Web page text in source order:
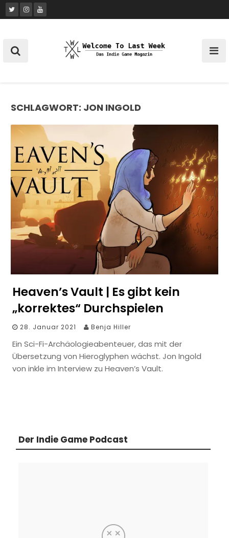
Skip
to
SCHLAGWORT: JON INGOLD
Heaven’s Vault | Es gibt kein
„korrektes“ Durchspielen
28. Januar 2021 Benja Hiller
Ein Sci-Fi-Archäologieabenteuer, das mit der
Übersetzung von Hieroglyphen wächst. Jon Ingold
von inkle im Interview zu Heaven’s Vault.
Der Indie Game Podcast